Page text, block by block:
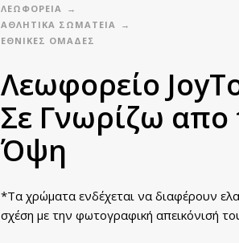
ΛΕΩΦΟΡΕΙΑ
ΑΘΛΗΤΙΚΆ ΣΩΜΑΤΕΊΑ
ΕΘΝΙΚΈΣ ΟΜΆΔΕΣ
Λεωφορείο
Σε Γνωρίζω απο
Όψη
*Τα χρώματα ενδέχεται να διαφέρουν
σχέση με την φωτογραφική απεικόνισή